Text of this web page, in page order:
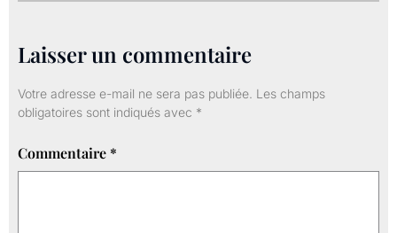
Laisser un commentaire
Votre adresse e-mail ne sera pas publiée. Les champs
obligatoires sont indiqués avec *
Commentaire *